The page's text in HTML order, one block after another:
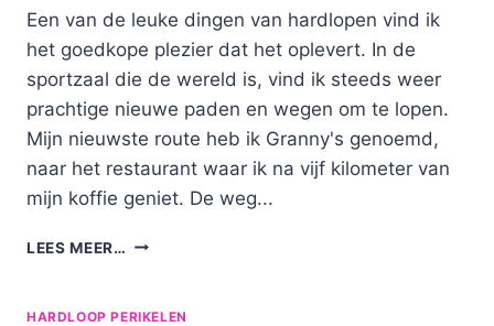
DE
HAAK
Een van de leuke dingen van hardlopen vind ik
het goedkope plezier dat het oplevert. In de
sportzaal die de wereld is, vind ik steeds weer
prachtige nieuwe paden en wegen om te lopen.
Mijn nieuwste route heb ik Granny's genoemd,
naar het restaurant waar ik na vijf kilometer van
mijn koffie geniet. De weg...
LEES MEER… DE
MIJN
HARDLOOP PERIKELEN